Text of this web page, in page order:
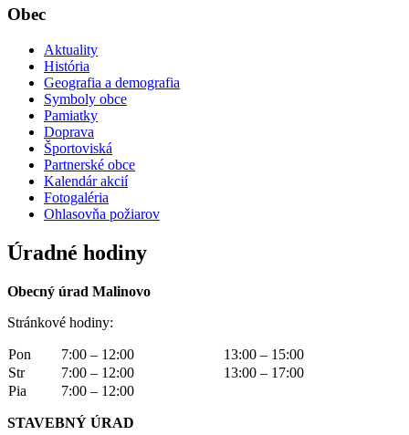
Obec
Aktuality
História
Geografia a demografia
Symboly obce
Pamiatky
Doprava
Športoviská
Partnerské obce
Kalendár akcií
Fotogaléria
Ohlasovňa požiarov
Úradné hodiny
Obecný úrad Malinovo
Stránkové hodiny:
Pon 7:00 – 12:00
13:00 – 15:00
Str
7:00 – 12:00
13:00 – 17:00
Pia
7:00 – 12:00
STAVEBNÝ ÚRAD